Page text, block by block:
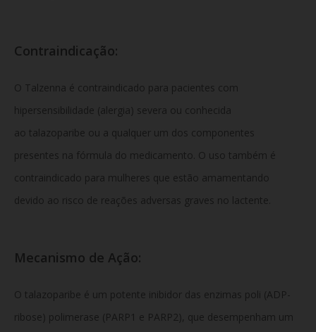
Contraindicação:
O Talzenna é contraindicado para pacientes com
hipersensibilidade (alergia) severa ou conhecida
ao talazoparibe ou a qualquer um dos componentes
presentes na fórmula do medicamento. O uso também é
contraindicado para mulheres que estão amamentando
devido ao risco de reações adversas graves no lactente.
Mecanismo de Ação:
O talazoparibe é um potente inibidor das enzimas poli (ADP-
ribose) polimerase (PARP1 e PARP2), que desempenham um